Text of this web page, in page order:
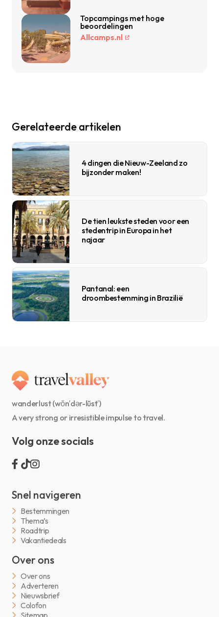
Topcampings met hoge
beoordelingen
Allcamps.nl
Gerelateerde artikelen
4 dingen die Nieuw-Zeeland zo
bijzonder maken!
De tien leukste steden voor een
stedentrip in Europa in het
najaar
Pantanal: een
droombestemming in Brazilië
wanderlust (wŏn′dər-lŭst′)
A very strong or irresistible impulse to travel.
Volg onze socials
Snel navigeren
Bestemmingen
Thema’s
Roadtrip
Vakantiedeals
Over ons
Over ons
Adverteren
Nieuwsbrief
Colofon